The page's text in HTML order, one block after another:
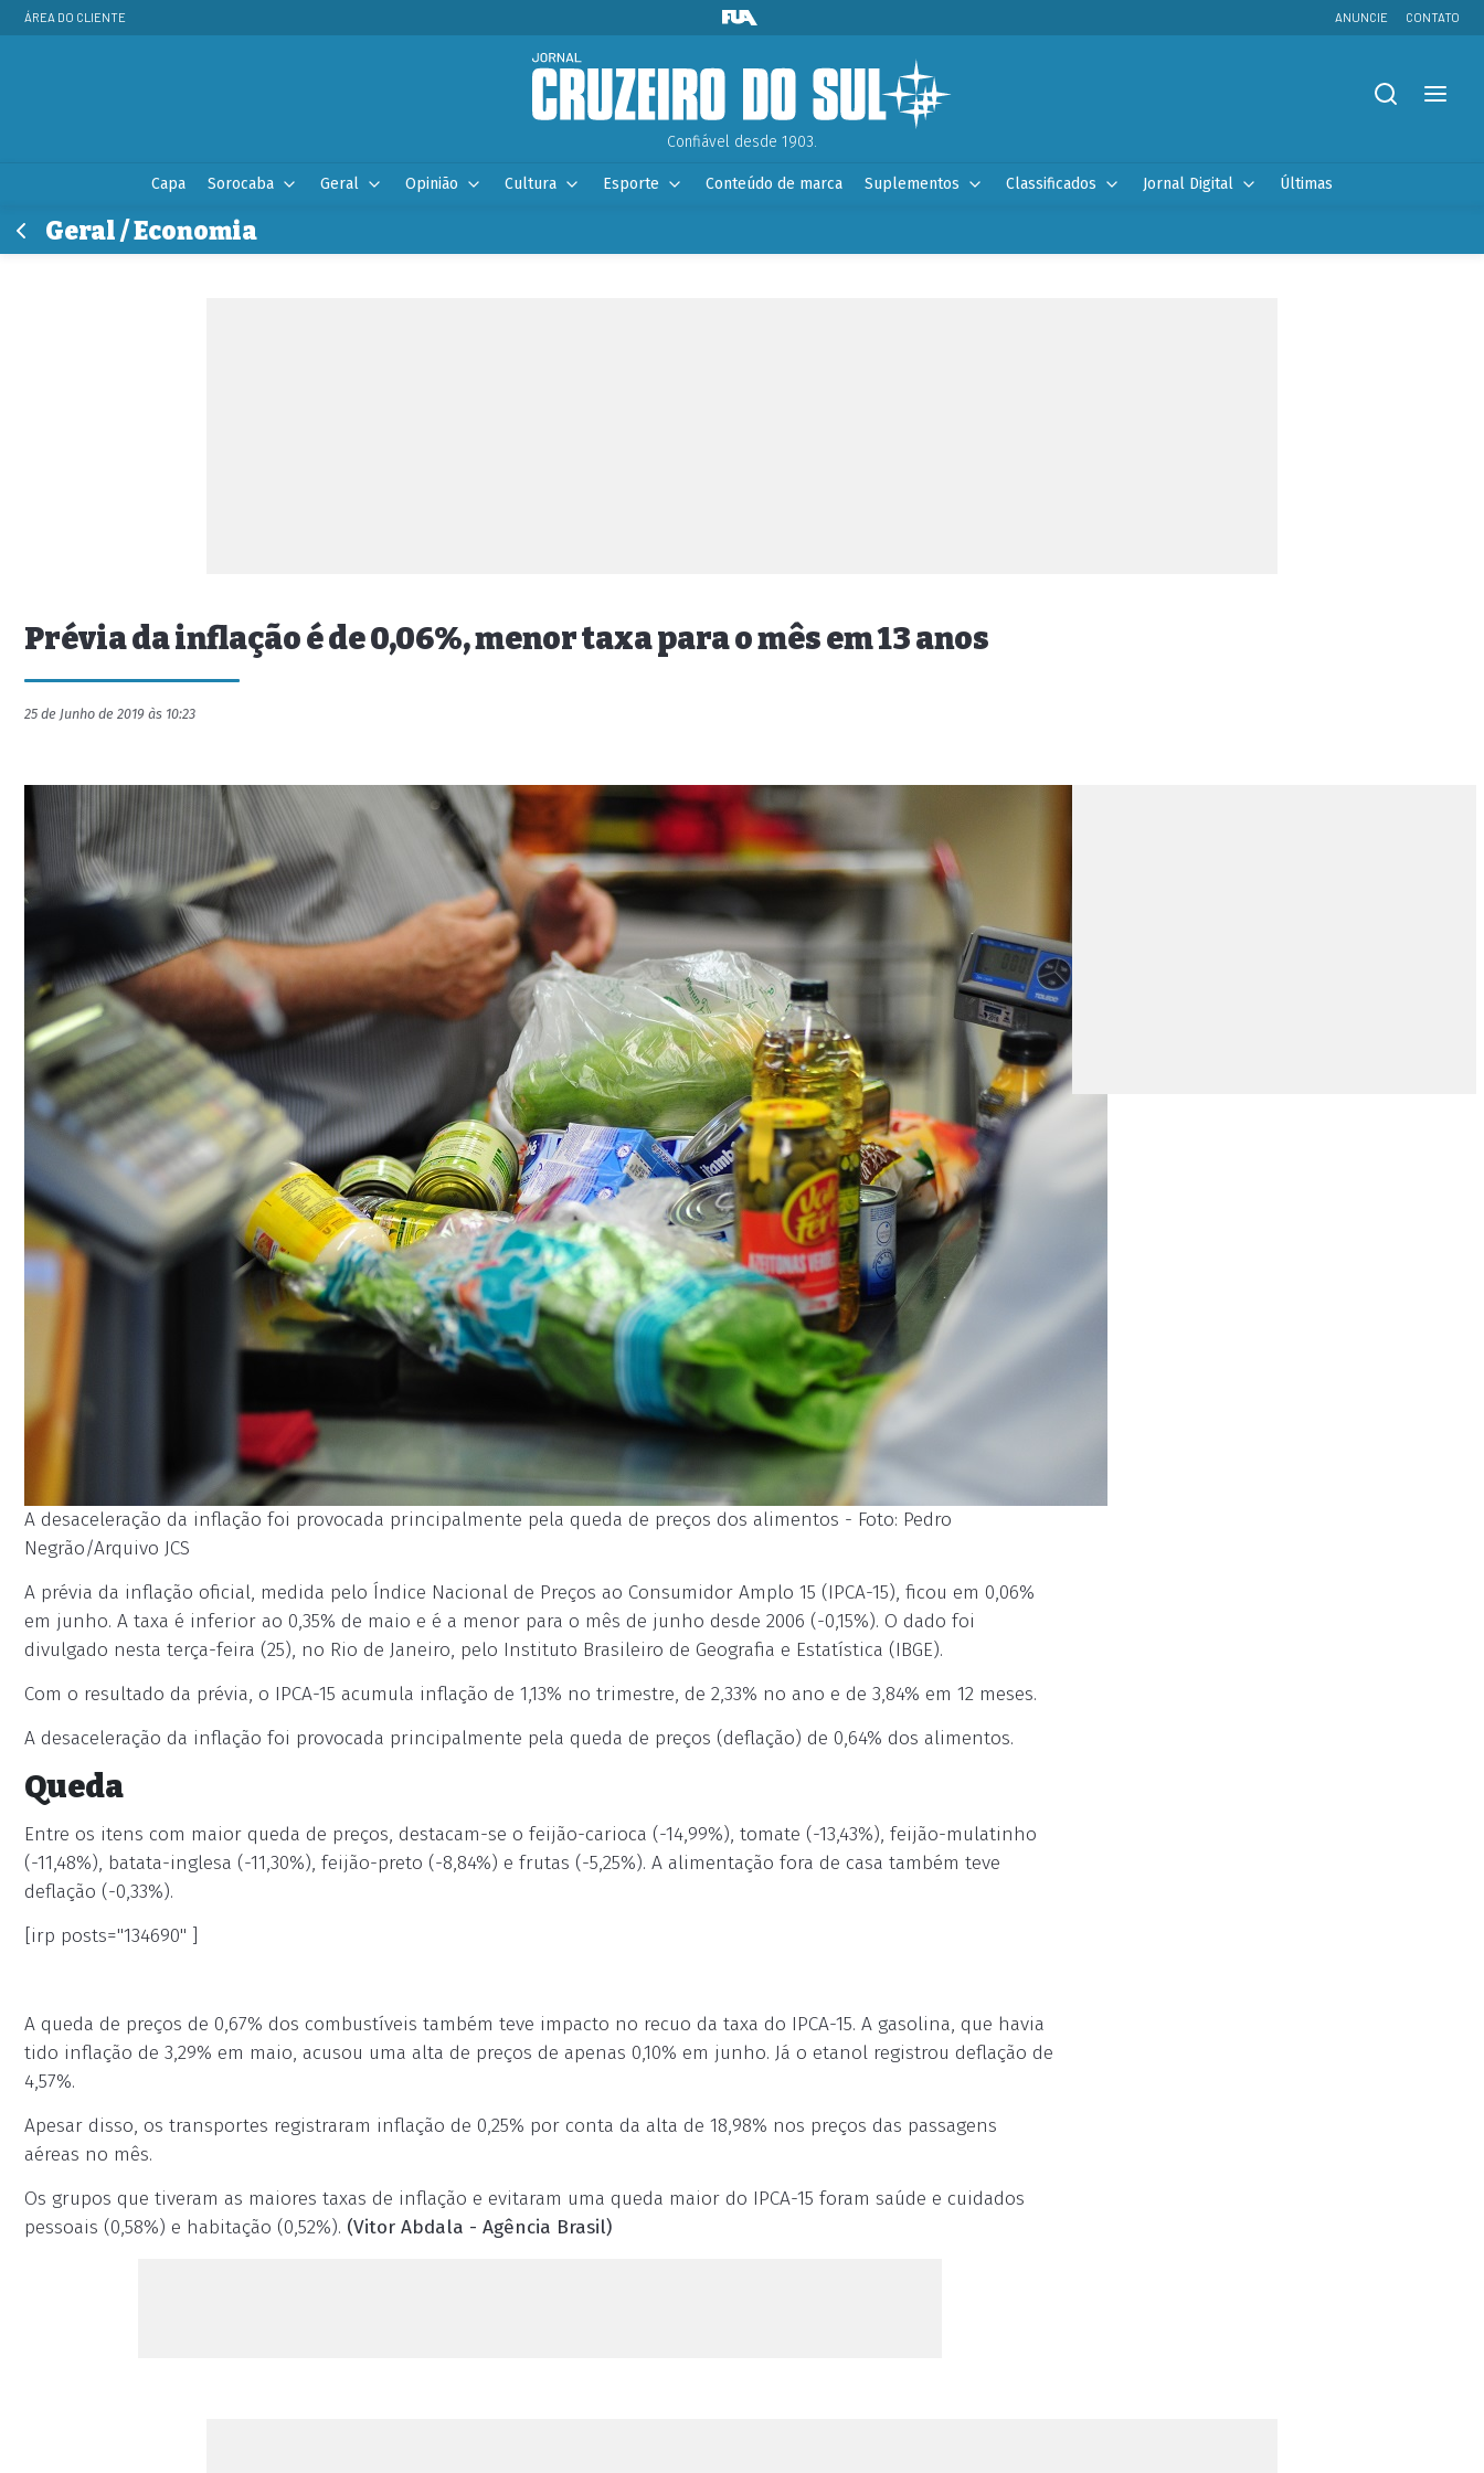
ÁREA DO CLIENTE ANUNCIE CONTATO
Confiável desde 1903.
Capa Sorocaba Geral Opinião Cultura Esporte Conteúdo de marca Suplementos Classificados Jornal Digital Últimas
Geral / Economia
Prévia da inflação é de 0,06%, menor taxa para o mês em 13 anos
25 de Junho de 2019 às 10:23
A desaceleração da inflação foi provocada principalmente pela queda de preços dos alimentos - Foto: Pedro
Negrão/Arquivo JCS
A prévia da inflação oficial, medida pelo Índice Nacional de Preços ao Consumidor Amplo 15 (IPCA-15), ficou em 0,06%
em junho. A taxa é inferior ao 0,35% de maio e é a menor para o mês de junho desde 2006 (-0,15%). O dado foi
divulgado nesta terça-feira (25), no Rio de Janeiro, pelo Instituto Brasileiro de Geografia e Estatística (IBGE).
Com o resultado da prévia, o IPCA-15 acumula inflação de 1,13% no trimestre, de 2,33% no ano e de 3,84% em 12 meses.
A desaceleração da inflação foi provocada principalmente pela queda de preços (deflação) de 0,64% dos alimentos.
Queda
Entre os itens com maior queda de preços, destacam-se o feijão-carioca (-14,99%), tomate (-13,43%), feijão-mulatinho
(-11,48%), batata-inglesa (-11,30%), feijão-preto (-8,84%) e frutas (-5,25%). A alimentação fora de casa também teve
deflação (-0,33%).
[irp posts="134690" ]
A queda de preços de 0,67% dos combustíveis também teve impacto no recuo da taxa do IPCA-15. A gasolina, que havia
tido inflação de 3,29% em maio, acusou uma alta de preços de apenas 0,10% em junho. Já o etanol registrou deflação de
4,57%.
Apesar disso, os transportes registraram inflação de 0,25% por conta da alta de 18,98% nos preços das passagens
aéreas no mês.
Os grupos que tiveram as maiores taxas de inflação e evitaram uma queda maior do IPCA-15 foram saúde e cuidados
pessoais (0,58%) e habitação (0,52%). (Vitor Abdala - Agência Brasil)